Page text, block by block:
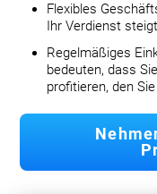
Flexibles
Ihr Verdienst
Regelmäßiges
bedeuten, dass
profitieren, den